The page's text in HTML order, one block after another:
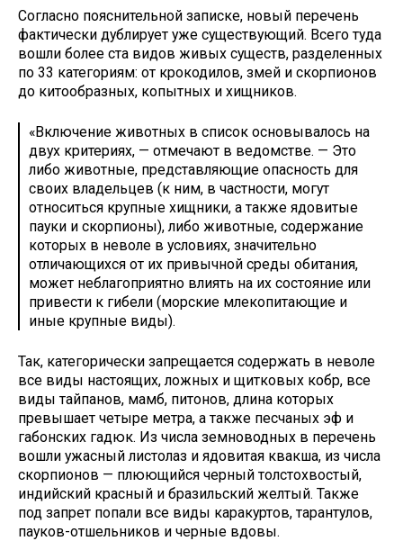
Согласно пояснительной записке, новый перечень
фактически дублирует уже существующий. Всего туда
вошли более ста видов живых существ, разделенных
по 33 категориям: от крокодилов, змей и скорпионов
до китообразных, копытных и хищников.
«Включение животных в список основывалось на
двух критериях, — отмечают в ведомстве. — Это
либо животные, представляющие опасность для
своих владельцев (к ним, в частности, могут
относиться крупные хищники, а также ядовитые
пауки и скорпионы), либо животные, содержание
которых в неволе в условиях, значительно
отличающихся от их привычной среды обитания,
может неблагоприятно влиять на их состояние или
привести к гибели (морские млекопитающие и
иные крупные виды).
Так, категорически запрещается содержать в неволе
все виды настоящих, ложных и щитковых кобр, все
виды тайпанов, мамб, питонов, длина которых
превышает четыре метра, а также песчаных эф и
габонских гадюк. Из числа земноводных в перечень
вошли ужасный листолаз и ядовитая квакша, из числа
скорпионов — плюющийся черный толстохвостый,
индийский красный и бразильский желтый. Также
под запрет попали все виды каракуртов, тарантулов,
пауков-отшельников и черные вдовы.